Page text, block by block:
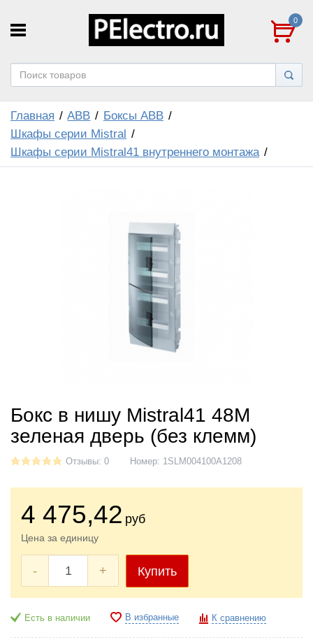
0
Главная ABB
Боксы ABB
Шкафы серии Mistral
Шкафы серии Mistral41 внутреннего монтажа
Бокс в нишу Mistral41 48М
зеленая дверь (без клемм)
Отзывы: 0 Номер: 1SLM004100A1208
4 475,42 руб
Цена за единицу
- + Купить
Есть в наличии В избранные К сравнению